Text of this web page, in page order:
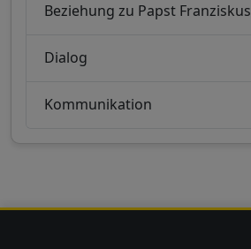
Beziehung zu Papst Franziskus
Dialog
Kommunikation